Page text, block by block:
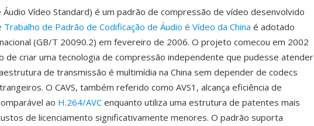
Áudio Vídeo Standard) é um padrão de compressão de vídeo desenvolvido
Trabalho de Padrão de Codificação de Áudio é Vídeo da China é adotado
(GB/T 20090.2) em fevereiro de 2006. O projeto comecou em 2002
de criar uma tecnologia de compressão independente que pudesse atender
de transmissão é multimídia na China sem depender de codecs
O CAVS, também referido como AVS1, alcança eficiência de
ao H.264/AVC enquanto utiliza uma estrutura de patentes mais
de licenciamento significativamente menores. O padrão suporta